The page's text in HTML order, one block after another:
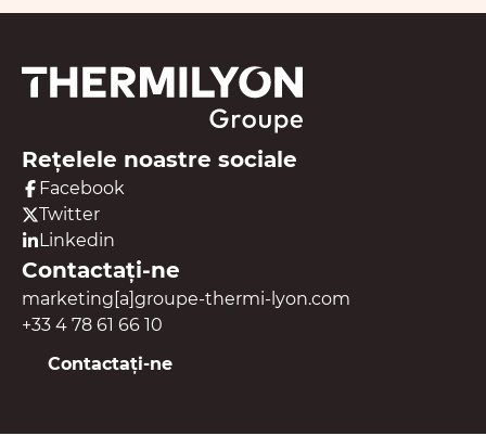
Rețelele noastre sociale
Facebook
Twitter
Linkedin
Contactați-ne
marketing[a]groupe-thermi-lyon.com
+33 4 78 61 66 10
Contactați-ne